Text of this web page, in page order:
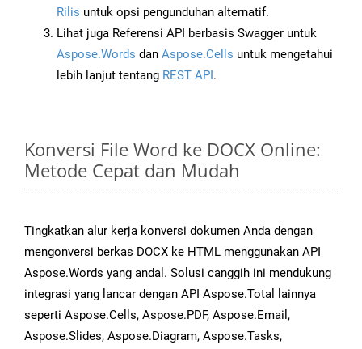
Rilis untuk opsi pengunduhan alternatif.
Lihat juga Referensi API berbasis Swagger untuk
Aspose.Words dan Aspose.Cells untuk mengetahui
lebih lanjut tentang REST API.
Konversi File Word ke DOCX Online:
Metode Cepat dan Mudah
Tingkatkan alur kerja konversi dokumen Anda dengan
mengonversi berkas DOCX ke HTML menggunakan API
Aspose.Words yang andal. Solusi canggih ini mendukung
integrasi yang lancar dengan API Aspose.Total lainnya
seperti Aspose.Cells, Aspose.PDF, Aspose.Email,
Aspose.Slides, Aspose.Diagram, Aspose.Tasks,